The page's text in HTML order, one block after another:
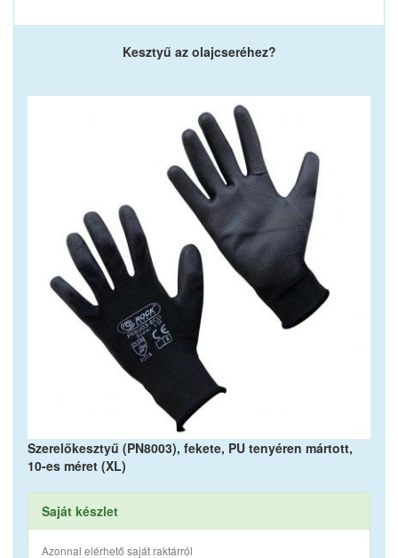
Kesztyű az olajcseréhez?
Szerelőkesztyű (PN8003), fekete, PU tenyéren mártott,
10-es méret (XL)
Saját készlet
Azonnal elérhető saját raktárról